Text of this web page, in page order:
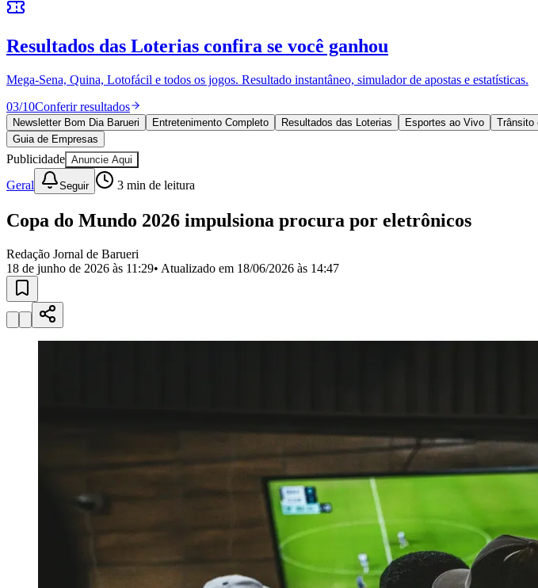
Anuncie no Portal
Cadastrar Empresa
Divulgar Vagas Novo
Publicidade Legal
Política
Eleições
Esportes
Saúde
Segurança
Cultura
Obras
Educação
Bairros de Barueri
Selecione sua região
AldeiaAldeia da Serra
MilitarItapeviJandiraJardim AudirJardim BelvalJardim CalifórniaJardim dos AltosJardim dos Camargos
Negócios Regionais
Resultados das Loterias confira se você ganhou
Mega-Sena, Quina, Lotofácil e todos os jogos. Resultado instantâneo, simulador de apostas e estatísticas.
03/10Conferir resultados
Newsletter Bom Dia Barueri Entretenimento Completo Resultados das Loterias Esportes ao Vivo Trânsito
Guia de Empresas
Publicidade Anuncie Aqui
Geral Seguir 3 min de leitura
Copa do Mundo 2026 impulsiona procura por eletrônicos
Redação Jornal de Barueri
18 de junho de 2026 às 11:29• Atualizado em 18/06/2026 às 14:47